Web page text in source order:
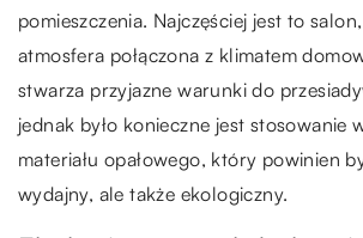
pomieszczenia. Najczęściej jest to
atmosfera połączona z klimatem
stwarza przyjazne warunki do
jednak było konieczne jest stosowanie
materiału opałowego, który powinien
wydajny, ale także ekologiczny.